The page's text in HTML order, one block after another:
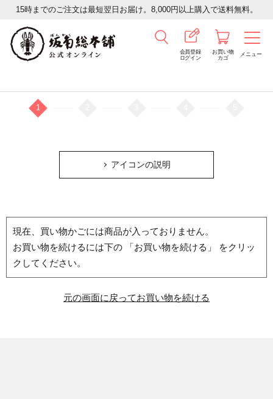
15時までのご注文は最短翌日お届け。8,000円以上購入で送料無料。
会員登録
ログイン
お買い物
カゴ
メニュー
1
アイコンの説明
現在、買い物かごには商品が入っておりません。
お買い物を続けるには下の 「お買い物を続ける」 をクリッ
クしてください。
元の画面に戻ってお買い物を続ける